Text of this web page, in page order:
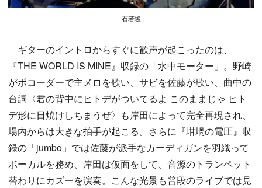
石若駿
ギターのイントロからすぐに歓声が起こったのは、
『THE WORLD IS MINE』収録の「水中モーター」。野崎
がボコーダーで主メロを歌い、サビを佐藤が歌い、曲中の
台詞〈君の背中にヒトデがついてるよ このままじゃ ヒト
デ形に日焼けしちまうぜ〉も岸田によって完全再現され、
場内からは大きな拍手が起こる。さらに『坩堝の電圧』収
録の「jumbo」では佐藤が派手なカーディガンを羽織って
ボーカルを務め、岸田は仮面をして、音源のトランペット
替わりにカズーを演奏。こんな光景も普段のライブでは見